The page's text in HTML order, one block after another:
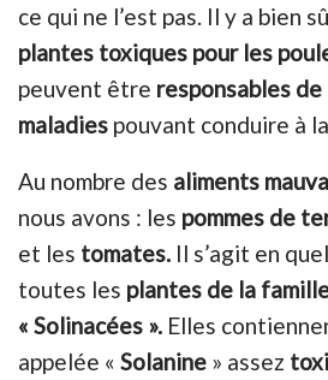
ce qui ne l’est pas. Il y a bien
plantes toxiques pour les
peuvent être responsables
maladies pouvant conduire à la
Au nombre des aliments
nous avons : les pommes de
et les tomates. Il s’agit en
toutes les plantes de la
« Solinacées ». Elles
appelée « Solanine » assez